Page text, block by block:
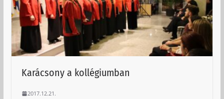
Karácsony a kollégiumban
2017.12.21.